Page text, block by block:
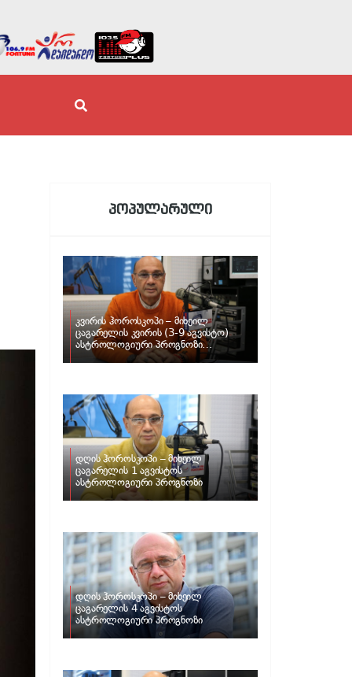
პოპულარული
კვირის ჰოროსკოპი – მიხეილ
ცაგარელის კვირის (3-9 აგვისტო)
ასტროლოგიური პროგნოზი
ზოდიაქოს ნიშნებისთვის
დღის ჰოროსკოპი – მიხეილ
ცაგარელის 1 აგვისტოს
ასტროლოგიური პროგნოზი
დღის ჰოროსკოპი – მიხეილ
ცაგარელის 4 აგვისტოს
ასტროლოგიური პროგნოზი